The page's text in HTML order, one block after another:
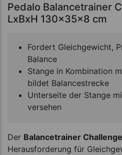
Pedalo Balancetrainer
LxBxH 130x35x8 cm
Fordert Gleichgewicht,
Balance
Stange in Kombination
bildet Balancestrecke
Unterseite der Stange
versehen
Der Balancetrainer
Herausforderung für